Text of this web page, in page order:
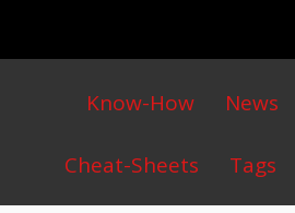
Primary
Menu
Know-How News
Cheat-Sheets Tags